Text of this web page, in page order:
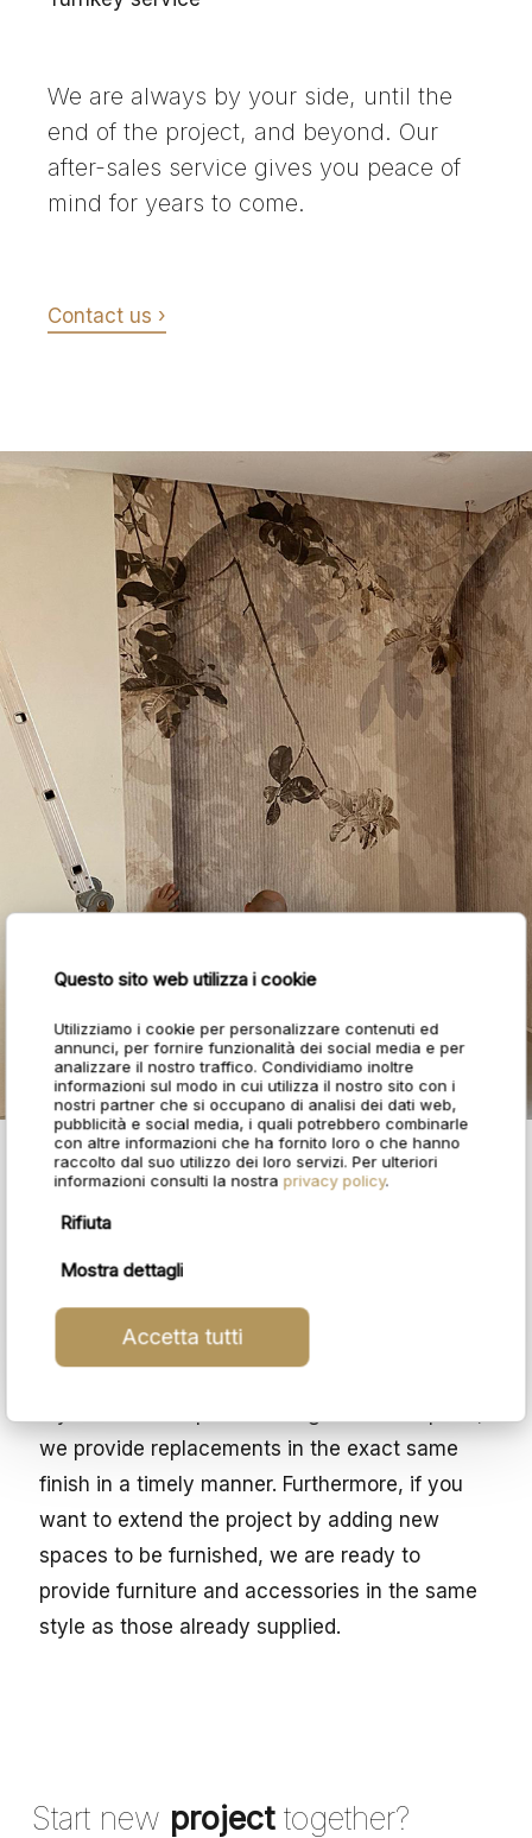
Questo sito web utilizza i cookie
Utilizziamo i cookie per personalizzare contenuti ed
annunci, per fornire funzionalità dei social media e per
analizzare il nostro traffico. Condividiamo inoltre
informazioni sul modo in cui utilizza il nostro sito con i
nostri partner che si occupano di analisi dei dati web,
pubblicità e social media, i quali potrebbero combinarle
con altre informazioni che ha fornito loro o che hanno
raccolto dal suo utilizzo dei loro servizi. Per ulteriori
informazioni consulti la nostra privacy policy.
Rifiuta
Mostra dettagli
Accetta tutti
We are always by your side, until the
end of the project, and beyond. Our
after-sales service gives you peace of
mind for years to come.
Contact us ›
You can count on us to support you all
the way through.
Our specialized teams are experienced in
repairs and in solving any problems after
we provide replacements in the exact same
finish in a timely manner. Furthermore, if you
want to extend the project by adding new
spaces to be furnished, we are ready to
provide furniture and accessories in the same
style as those already supplied.
Start new projecttogether?